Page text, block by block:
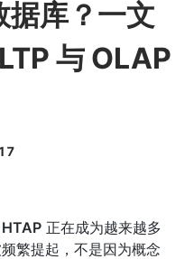
据库？一文
与 OLAP
HTAP 正在成为越来越多
繁提起，不是因为概念